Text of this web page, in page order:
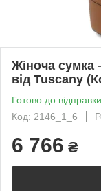
Жіноча сумка
від Tuscany
Готово до відправки
Код: 2146_1_6
6 766 ₴